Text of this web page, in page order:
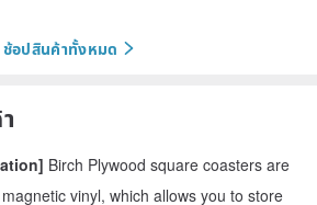
ช้อปสินค้าทั้งหมด
Birch Plywood square coasters are
vinyl, which allows you to store